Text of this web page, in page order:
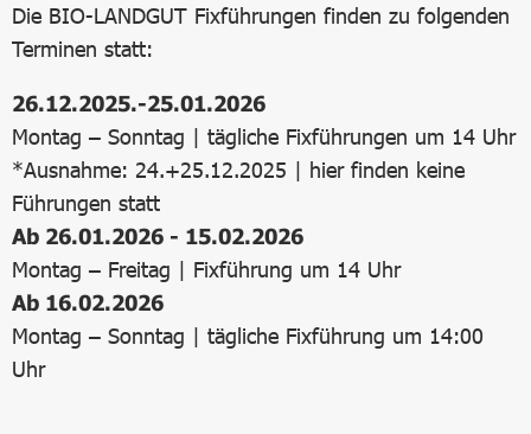
Die BIO-LANDGUT Fixführungen finden zu folgenden
Terminen statt:
26.12.2025.-25.01.2026
Montag – Sonntag | tägliche Fixführungen um 14 Uhr
*Ausnahme: 24.+25.12.2025 | hier finden keine
Führungen statt
Ab 26.01.2026 - 15.02.2026
Montag – Freitag | Fixführung um 14 Uhr
Ab 16.02.2026
Montag – Sonntag | tägliche Fixführung um 14:00
Uhr